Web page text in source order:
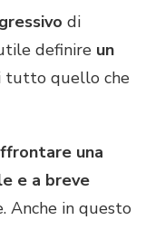
di
definire un
tutto quello che
una
e a breve
Anche in questo